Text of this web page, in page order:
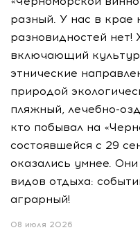
разный. У нас в крае
разновидностей нет!
включающий
этнические
природой
пляжный, лечебно-
кто побывал на
состоявшейся с 29
оказались умнее.
видов отдыха:
аграрный!
08 июля 2026